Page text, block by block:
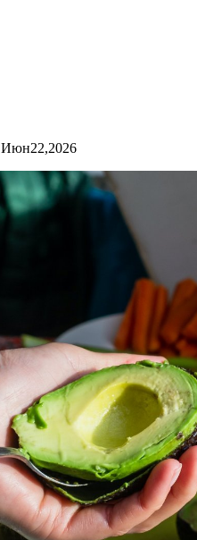
Июн22,2026